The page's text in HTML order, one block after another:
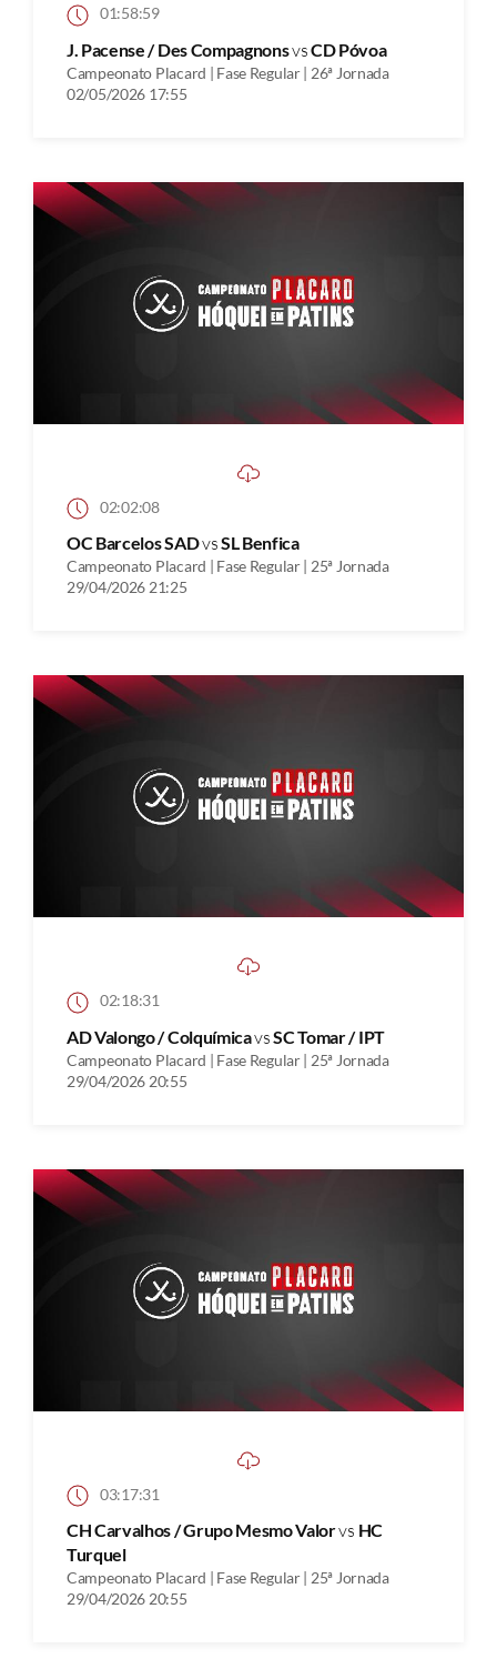
01:58:59
J. Pacense / Des CompagnonsvsCD Póvoa
Campeonato Placard | Fase Regular | 26ª Jornada
02/05/2026 17:55
02:02:08
OC Barcelos SADvsSL Benfica
Campeonato Placard | Fase Regular | 25ª Jornada
29/04/2026 21:25
02:18:31
AD Valongo / ColquímicavsSC Tomar / IPT
Campeonato Placard | Fase Regular | 25ª Jornada
29/04/2026 20:55
03:17:31
CH Carvalhos / Grupo Mesmo Valorvs HC
Turquel
Campeonato Placard | Fase Regular | 25ª Jornada
29/04/2026 20:55